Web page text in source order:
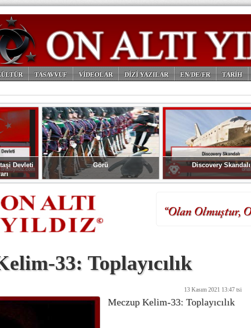
TASAVVUF VİDEOLAR DİZİ YAZILAR EN/DE/FR TARİH
Devleti
Görü Discovery Skandalı
33: Toplayıcılık
13 Kasım 2021 13:47 tsi
Meczup Kelim-33: Toplayıcılık